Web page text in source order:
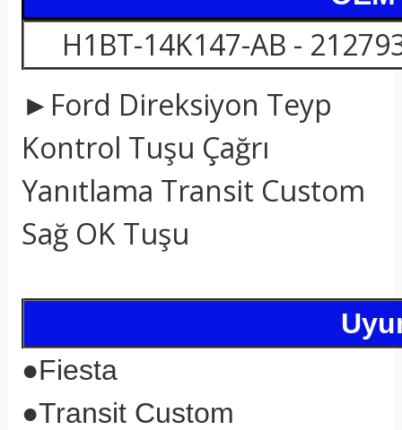
H1BT-14K147-AB -
►Ford Direksiyon Teyp
Kontrol Tuşu Çağrı
Yanıtlama Transit Custom
Sağ OK Tuşu
●Fiesta
●Transit Custom